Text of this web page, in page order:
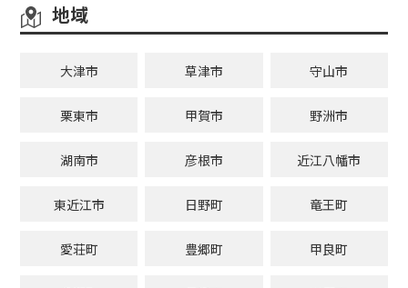
地域
大津市 草津市 守山市
栗東市 甲賀市 野洲市
湖南市 彦根市 近江八幡市
東近江市 日野町 竜王町
愛荘町 豊郷町 甲良町